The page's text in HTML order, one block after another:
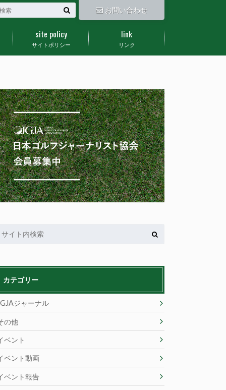
お問い合わせ
サイトポリシー
site policy
リンク
link
カテゴリー
ジャーナル
の他
ベント
ベント動画
ベント報告